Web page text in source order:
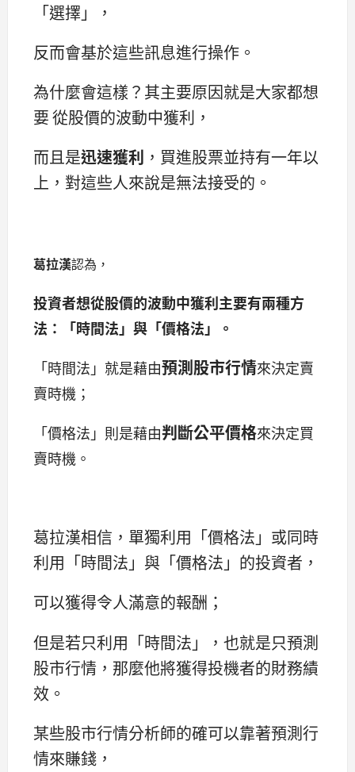
「選擇」，
反而會基於這些訊息進行操作。
為什麼會這樣？其主要原因就是大家都想
要 從股價的波動中獲利，
而且是迅速獲利 ，買進股票並持有一年以
上，對這些人來說是無法接受的。
葛拉漢認為，
投資者想從股價的波動中獲利主要有兩種方
法：「時間法」與「價格法」。
「時間法」就是藉由預測股市行情來決定賣
賣時機；
「價格法」則是藉由判斷公平價格來決定買
賣時機。
葛拉漢相信，單獨利用「價格法」或同時
利用「時間法」與「價格法」的投資者，
可以獲得令人滿意的報酬；
但是若只利用「時間法」，也就是只預測
股市行情，那麼他將獲得投機者的財務績
效。
某些股市行情分析師的確可以靠著預測行
情來賺錢，